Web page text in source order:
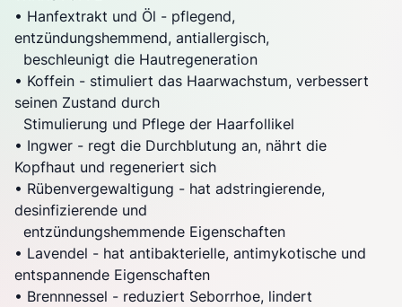
• Hanfextrakt und Öl - pflegend,
entzündungshemmend, antiallergisch,
beschleunigt die Hautregeneration
• Koffein - stimuliert das Haarwachstum, verbessert
seinen Zustand durch
Stimulierung und Pflege der Haarfollikel
• Ingwer - regt die Durchblutung an, nährt die
Kopfhaut und regeneriert sich
• Rübenvergewaltigung - hat adstringierende,
desinfizierende und
entzündungshemmende Eigenschaften
• Lavendel - hat antibakterielle, antimykotische und
entspannende Eigenschaften
• Brennnessel - reduziert Seborrhoe, lindert